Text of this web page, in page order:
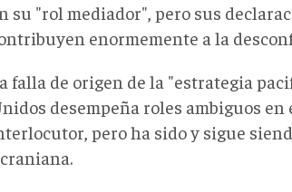
su "rol mediador", pero sus
enormemente a la
falla de origen de la "estrategia
desempeña roles ambiguos en
pero ha sido y sigue